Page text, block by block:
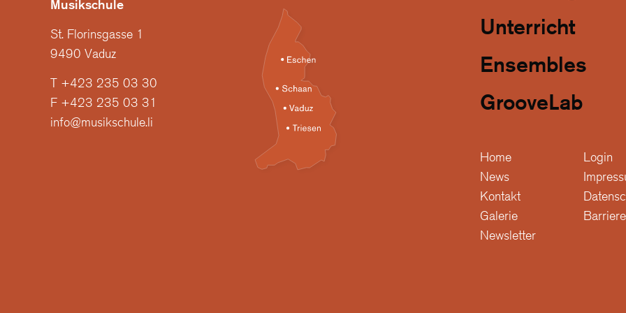
Musikschule
St. Florinsgasse 1
9490 Vaduz
T +423 235 03 30
F +423 235 03 31
info@musikschule.li
Unterricht
Ensembles
GrooveLab
Home
News
Kontakt
Galerie
Newsletter
Login